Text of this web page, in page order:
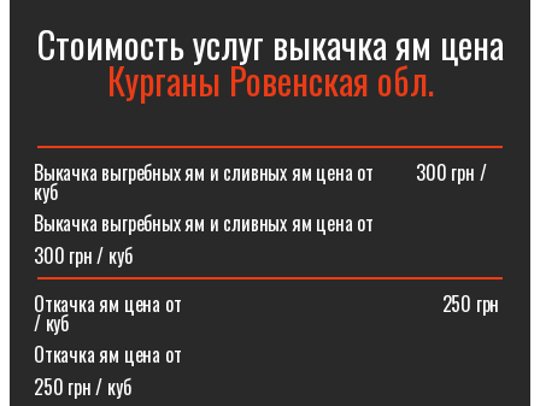
Стоимость услуг выкачка ям цена
Курганы Ровенская обл.
Выкачка выгребных ям и сливных ям цена от⠀⠀⠀300 грн /
куб
Выкачка выгребных ям и сливных ям цена от
300 грн / куб
Откачка ям цена от ⠀⠀⠀⠀⠀⠀⠀⠀⠀⠀⠀⠀⠀⠀⠀⠀⠀⠀250 грн
/ куб
Откачка ям цена от
250 грн / куб